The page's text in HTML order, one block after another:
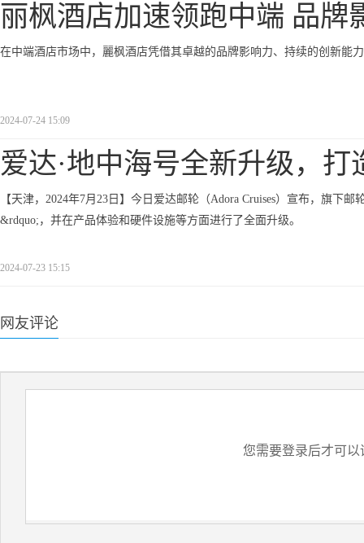
丽枫酒店加速领跑中端 品牌
在中端酒店市场中，麗枫酒店凭借其卓越的品牌影响力、持续的创新能
2024-07-24 15:09
爱达·地中海号全新升级，打
【天津，2024年7月23日】今日爱达邮轮（Adora Cruises）宣布，旗下
&rdquo;，并在产品体验和硬件设施等方面进行了全面升级。
2024-07-23 15:15
网友评论
您需要登录后才可以